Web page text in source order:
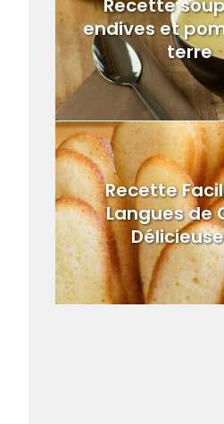
Recette
endives et
terre
Recette
Langues de